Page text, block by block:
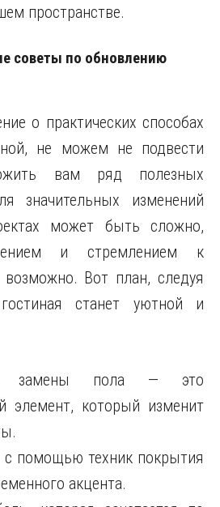
пространстве.
советы по обновлению
о практических способах
не можем не подвести
вам ряд полезных
значительных изменений
может быть сложно,
и стремлением к
возможно. Вот план, следуя
станет уютной и
замены пола — это
элемент, который изменит
с помощью техник покрытия
акцента.